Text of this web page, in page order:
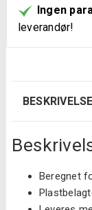
Ingen
leverandør!
BESKRIVELSE
Beregnet